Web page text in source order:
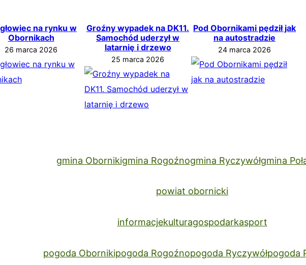
na rynku w
Obornikach
26 marca 2026
Groźny wypadek na DK11.
Samochód uderzył w
latarnię i drzewo
25 marca 2026
Pod Obornikami pędził jak
na autostradzie
24 marca 2026
gmina Obornikigmina Rogoźnogmina Ryczywółgmina
powiat obornicki
informacjekulturagospodarkasport
pogoda Obornikipogoda Rogoźnopogoda Ryczywółpogoda